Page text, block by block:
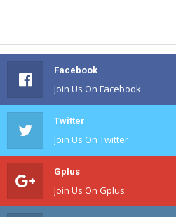
Facebook
Join Us On Facebook
Twitter
Join Us On Twitter
Gplus
Join Us On Gplus